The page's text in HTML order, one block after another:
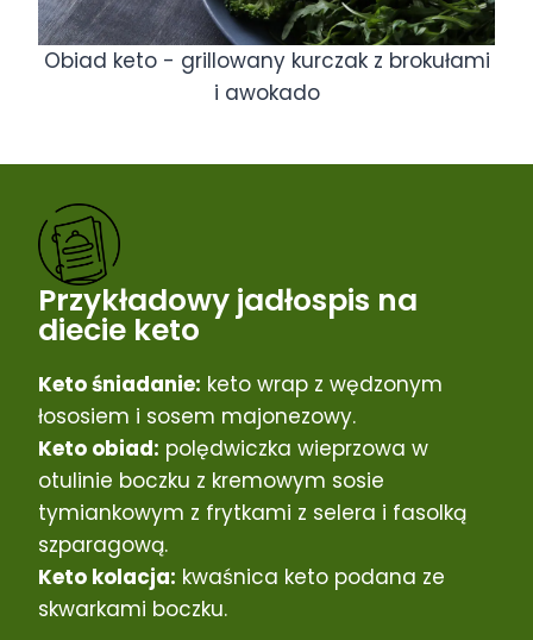
Obiad keto - grillowany kurczak z brokułami
i awokado
Przykładowy jadłospis na
diecie keto
Keto śniadanie: keto wrap z wędzonym
łososiem i sosem majonezowy.
Keto obiad: polędwiczka wieprzowa w
otulinie boczku z kremowym sosie
tymiankowym z frytkami z selera i fasolką
szparagową.
Keto kolacja: kwaśnica keto podana ze
skwarkami boczku.